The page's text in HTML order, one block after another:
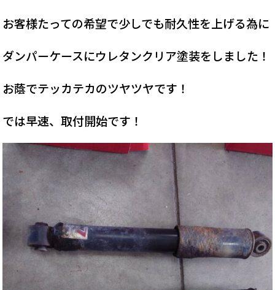
お客様たっての希望で少しでも耐久性を上げる為に
ダンパーケースにウレタンクリア塗装をしました！
お蔭でテッカテカのツヤツヤです！
では早速、取付開始です！